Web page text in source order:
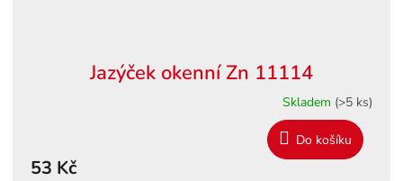
Jazýček okenní Zn 11114
Skladem (>5 ks)
53 Kč
Do košíku